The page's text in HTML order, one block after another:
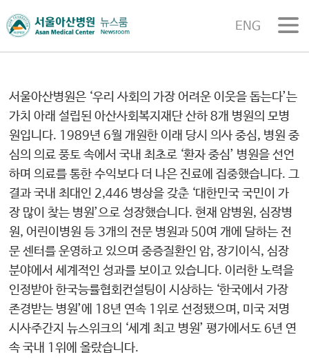
ENG
서울아산병원은 ‘우리 사회의 가장 어려운 이웃을 돕는다’는
가치 아래 설립된 아산사회복지재단 산하 8개 병원의 모병
원입니다. 1989년 6월 개원한 이래 당시 의사 중심, 병원 중
심의 의료 풍토 속에서 국내 최초로 ‘환자 중심’ 병원을 선언
하며 의료를 통한 수익보다 더 나은 진료에 집중했습니다. 그
결과 국내 최대인 2,446 병상을 갖춘 ‘대한민국 국민이 가
장 많이 찾는 병원’으로 성장했습니다. 현재 암병원, 심장병
원, 어린이병원 등 3개의 전문 병원과 50여 개에 달하는 전
문 센터를 운영하고 있으며 중증질환인 암, 장기이식, 심장
분야에서 세계적인 성과를 보이고 있습니다. 이러한 노력을
인정받아 한국능률협회컨설팅이 시상하는 ‘한국에서 가장
존경받는 병원’에 18년 연속 1위로 선정됐으며, 미국 저명
시사주간지 뉴스위크의 ‘세계 최고 병원’ 평가에서도 6년 연
속 국내 1위에 올랐습니다.